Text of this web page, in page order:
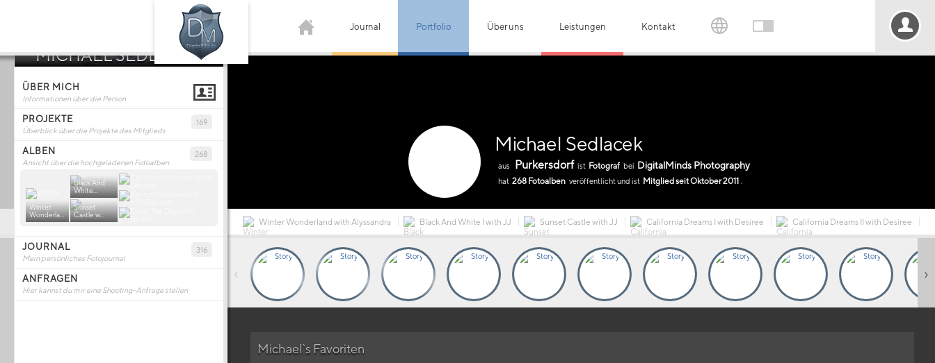
Journal Portfolio Über uns Leistungen Kontakt
MICHAEL SEDLACEK
ÜBER MICH
Informationen über die Person
169
PROJEKTE
Überblick über die Projekte des Mitglieds
268
ALBEN
Ansicht über die hochgeladenen Fotoalben
Winter
Wonderla...
Black And
White...
Sunset
Castle w...
316
JOURNAL
Mein persönliches Fotojournal
ANFRAGEN
Hier kannst du mir eine Shooting-Anfrage stellen
Michael Sedlacek
aus Purkersdorf ist Fotograf bei DigitalMinds Photography
hat 268 Fotoalben veröffentlicht und ist Mitglied seit Oktober 2011
Winter Wonderland with Alyssandra Black And White I with JJ Sunset Castle with JJ California Dreams I with Desiree California Dreams II with Desiree
‹ ›
Michael`s Favoriten